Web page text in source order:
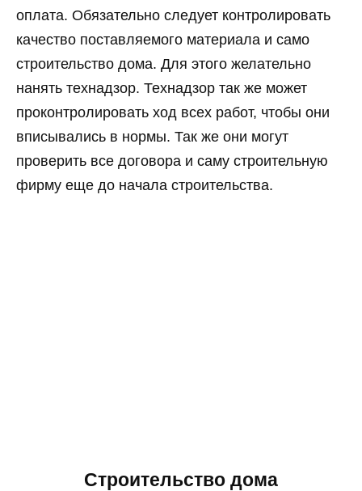
оплата. Обязательно следует контролировать
качество поставляемого материала и само
строительство дома. Для этого желательно
нанять технадзор. Технадзор так же может
проконтролировать ход всех работ, чтобы они
вписывались в нормы. Так же они могут
проверить все договора и саму строительную
фирму еще до начала строительства.
Строительство дома